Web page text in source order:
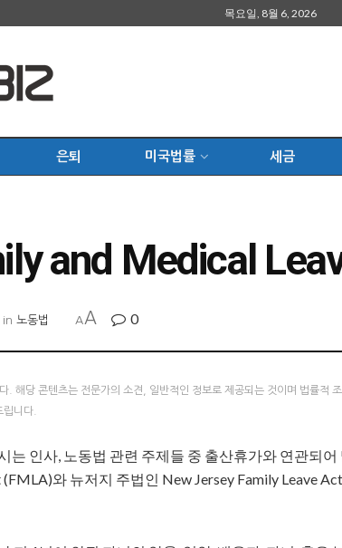
목요일, 8월 6, 2026
은퇴 미국법률 세금
and Medical
in 노동법 AA 0
. 해당 콘텐츠는 전문가의 소견, 일반적인 정보로 제공되는 것이며 법률적
니다.
는 인사, 노동법 관련 주제들 중 출산휴가와 연관되어
와 뉴저지 주법인 New Jersey Family Leave